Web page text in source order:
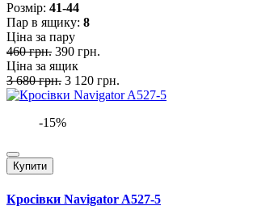
Розмiр: 41-44
Пар в ящику: 8
Ціна за пару
460 грн. 390 грн.
Ціна за ящик
3 680 грн. 3 120 грн.
-15%
Купити
Кросівки Navigator A527-5